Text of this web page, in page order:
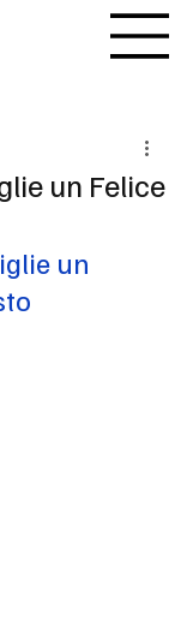
un Felice
un